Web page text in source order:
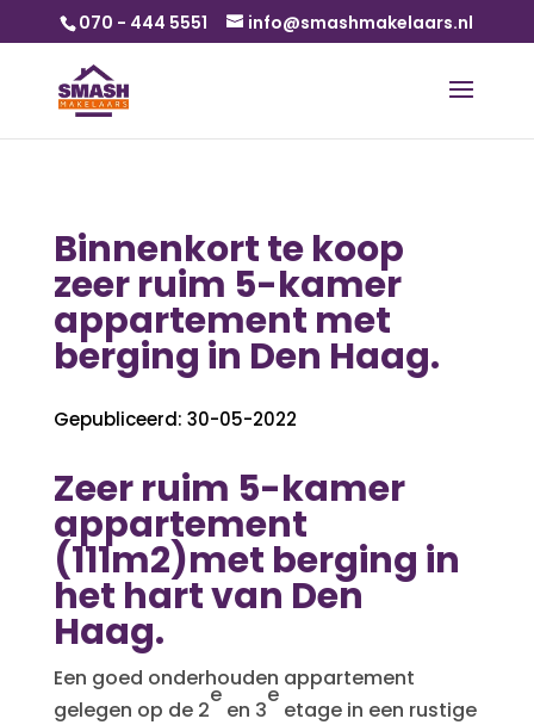
070 - 444 5551 info@smashmakelaars.nl
Binnenkort te koop
zeer ruim 5-kamer
appartement met
berging in Den Haag.
Gepubliceerd: 30-05-2022
Zeer ruim 5-kamer
appartement
(111m2)met berging in
het hart van Den
Haag.
Een goed onderhouden appartement
gelegen op de 2
e
en 3
e
etage in een rustige